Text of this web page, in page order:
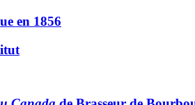
en 1856